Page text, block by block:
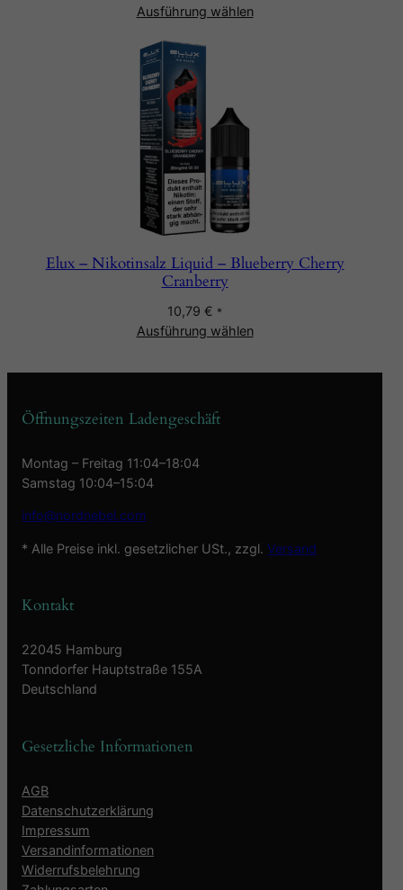
Ausführung wählen
Elux – Nikotinsalz Liquid – Blueberry Cherry
Cranberry
10,79 € *
Ausführung wählen
Öffnungszeiten Ladengeschäft
Montag – Freitag 11:04–18:04
Samstag 10:04–15:04
info@nordnebel.com
* Alle Preise inkl. gesetzlicher USt., zzgl. Versand
Kontakt
22045 Hamburg
Tonndorfer Hauptstraße 155A
Deutschland
Gesetzliche Informationen
AGB
Datenschutzerklärung
Impressum
Versandinformationen
Widerrufsbelehrung